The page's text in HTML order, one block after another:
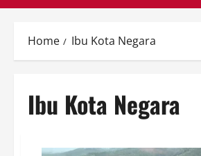
Home Ibu Kota Negara
Ibu Kota Negara